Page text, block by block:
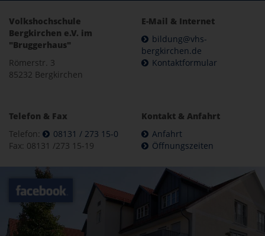
Volkshochschule
Bergkirchen e.V. im
"Bruggerhaus"
Römerstr. 3
85232 Bergkirchen
E-Mail & Internet
bildung@vhs-
bergkirchen.de
Kontaktformular
Telefon & Fax
Telefon:
08131 / 273 15-0
Fax: 08131 /273 15-19
Kontakt & Anfahrt
Anfahrt
Öffnungszeiten